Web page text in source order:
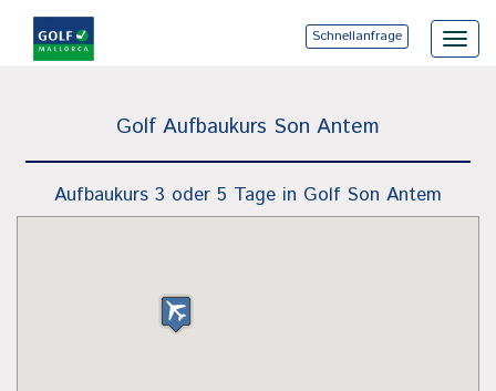
Schnellanfrage
Golf Aufbaukurs Son Antem
Aufbaukurs 3 oder 5 Tage in Golf Son Antem